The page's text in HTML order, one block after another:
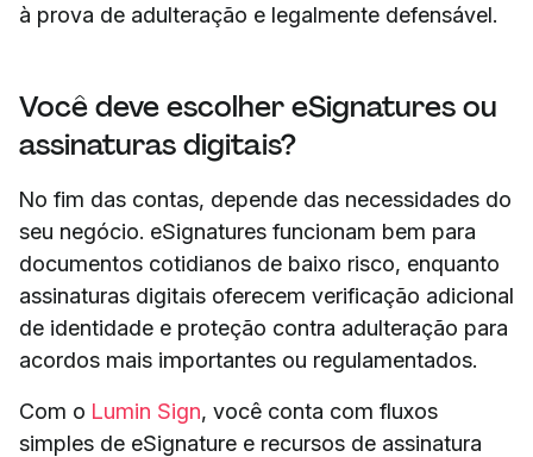
à prova de adulteração e legalmente defensável.
Você deve escolher eSignatures ou
assinaturas digitais?
No fim das contas, depende das necessidades do
seu negócio. eSignatures funcionam bem para
documentos cotidianos de baixo risco, enquanto
assinaturas digitais oferecem verificação adicional
de identidade e proteção contra adulteração para
acordos mais importantes ou regulamentados.
Com o Lumin Sign, você conta com fluxos
simples de eSignature e recursos de assinatura